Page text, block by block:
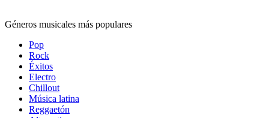
Géneros musicales más populares
Pop
Rock
Éxitos
Electro
Chillout
Música latina
Reggaetón